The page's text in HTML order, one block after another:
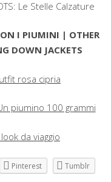
Le Stelle Calzature
I PIUMINI | OTHER
DOWN JACKETS
rosa cipria
piumino 100 grammi
da viaggio
Pinterest Tumblr